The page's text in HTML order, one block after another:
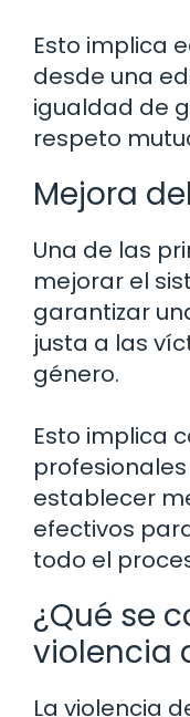
Esto implica
desde una
igualdad de
respeto
Mejora
Una de las
mejorar el
garantizar
justa a las
género.
Esto implica
establecer
efectivos
todo el
¿Qué se
violencia
La violencia